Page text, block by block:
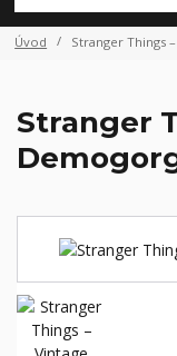
Úvod Stranger Things
Stranger